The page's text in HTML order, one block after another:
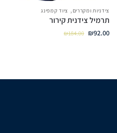
צידניות ומקררים, ציוד קמפינג
תרמיל צידנית קירור
₪184.00 ₪92.00